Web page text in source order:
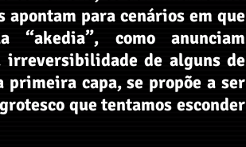
para cenários em que
como anunciam
irreversibilidade de alguns de
primeira capa, se propõe a ser
que tentamos esconder